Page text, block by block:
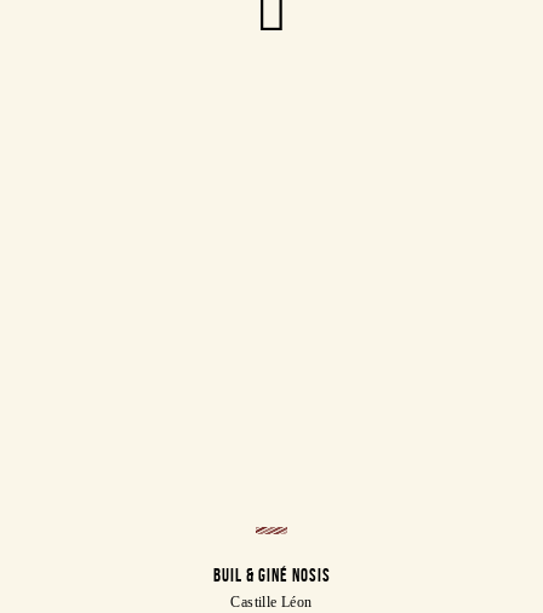
BUIL & GINÉ NOSIS
Castille Léon